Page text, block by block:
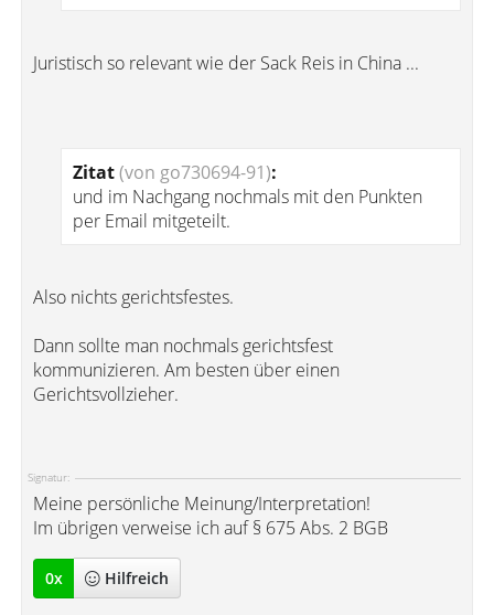
Juristisch so relevant wie der Sack Reis in China ...
Zitat(von go730694-91):
und im Nachgang nochmals mit den Punkten
per Email mitgeteilt.
Also nichts gerichtsfestes.
Dann sollte man nochmals gerichtsfest
kommunizieren. Am besten über einen
Gerichtsvollzieher.
Signatur:
Meine persönliche Meinung/Interpretation!
Im übrigen verweise ich auf § 675 Abs. 2 BGB
0x Hilfreich